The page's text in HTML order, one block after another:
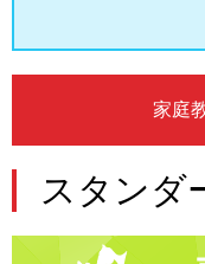
家庭
スタンダ